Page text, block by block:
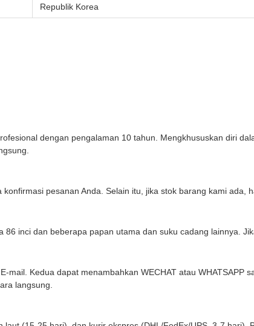
Republik Korea
dengan pengalaman 10 tahun. Mengkhususkan diri
pesanan Anda. Selain itu, jika stok barang kami ada,
inci dan beberapa papan utama dan suku cadang lainnya.
mail. Kedua dapat menambahkan WECHAT atau WHATSAPP
langsung.